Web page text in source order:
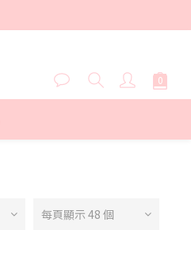
每頁顯示 48 個